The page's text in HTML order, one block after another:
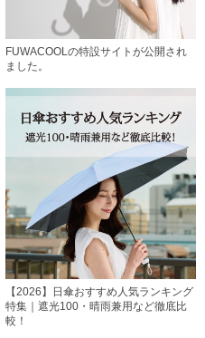
FUWACOOLの特設サイトが公開され
ました。
【2026】日傘おすすめ人気ランキング
特集｜遮光100・晴雨兼用など徹底比
較！